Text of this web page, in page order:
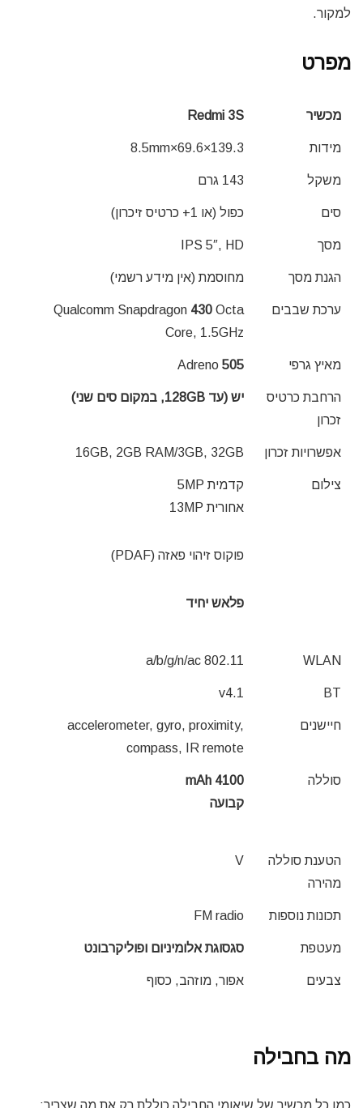
למקור.
מפרט
מכשיר Redmi 3S
מידות 139.3×69.6×8.5mm
משקל 143 גרם
סים כפול (או 1+ כרטיס זיכרון)
מסך IPS 5″, HD
הגנת מסך מחוסמת (אין מידע רשמי)
ערכת שבבים Qualcomm Snapdragon 430 Octa
Core, 1.5GHz
מאיץ גרפי Adreno 505
הרחבת כרטיס
זכרון
יש (עד 128GB, במקום סים שני)
אפשרויות זכרון 16GB, 2GB RAM/3GB, 32GB
צילום
קדמית 5MP
אחורית 13MP
פוקוס זיהוי פאזה (PDAF)
פלאש יחיד
WLAN
802.11 a/b/g/n/ac
BT
v4.1
חיישנים
accelerometer, gyro, proximity,
compass, IR remote
סוללה
4100 mAh
קבועה
הטענת סוללה
מהירה
V
תכונות נוספות FM radio
מעטפת סגסוגת אלומיניום ופוליקרבונט
צבעים אפור, מוזהב, כסוף
מה בחבילה
כמו כל מכשיר של שיאומי החבילה כוללת רק את מה שצריך: